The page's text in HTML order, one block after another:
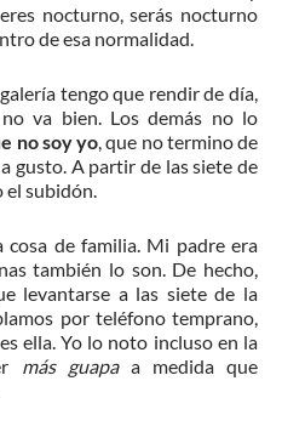
nocturno, serás nocturno
de esa normalidad.
tengo que rendir de día,
va bien. Los demás no lo
no soy yo, que no termino de
gusto. A partir de las siete de
el subidón.
cosa de familia. Mi padre era
también lo son. De hecho,
levantarse a las siete de la
por teléfono temprano,
ella. Yo lo noto incluso en la
más guapaa medida que